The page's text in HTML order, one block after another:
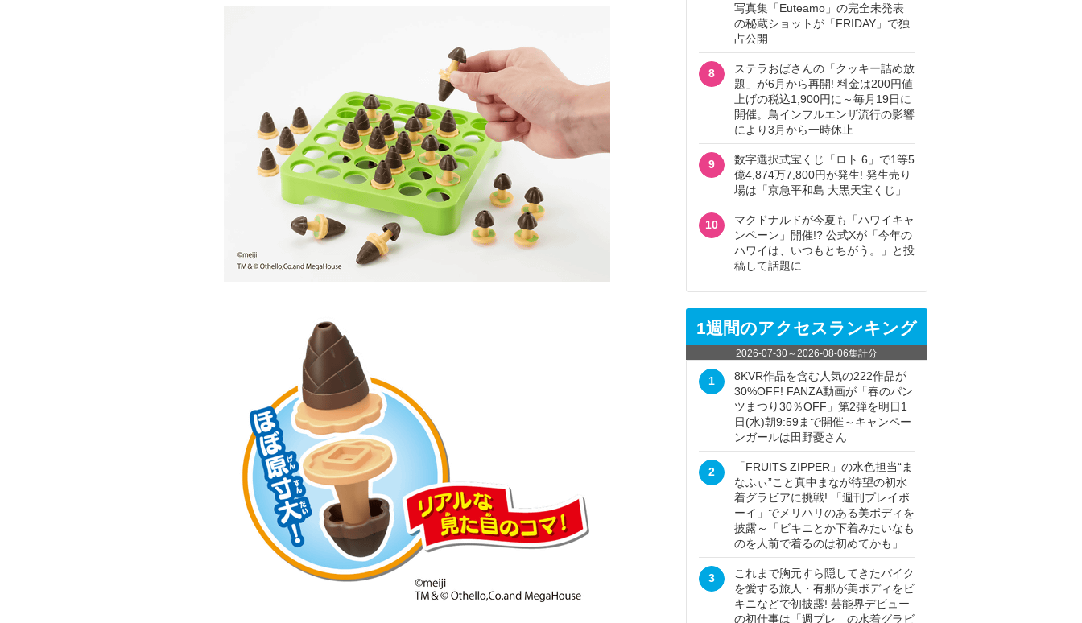
写真集「Euteamo」の完全未発表
の秘蔵ショットが「FRIDAY」で独
占公開
8
ステラおばさんの「クッキー詰め放
題」が6月から再開! 料金は200円値
上げの税込1,900円に～毎月19日に
開催。鳥インフルエンザ流行の影響
により3月から一時休止
9
数字選択式宝くじ「ロト 6」で1等5
億4,874万7,800円が発生! 発生売り
場は「京急平和島 大黒天宝くじ」
10
マクドナルドが今夏も「ハワイキャ
ンペーン」開催!? 公式Xが「今年の
ハワイは、いつもとちがう。」と投
稿して話題に
1週間のアクセスランキング
2026-07-30～2026-08-06集計分
1
8KVR作品を含む人気の222作品が
30%OFF! FANZA動画が「春のパン
ツまつり30％OFF」第2弾を明日1
日(水)朝9:59まで開催～キャンペー
ンガールは田野憂さん
2
「FRUITS ZIPPER」の水色担当“ま
なふぃ”こと真中まなが待望の初水
着グラビアに挑戦! 「週刊プレイボ
ーイ」でメリハリのある美ボディを
披露～「ビキニとか下着みたいなも
のを人前で着るのは初めてかも」
3
これまで胸元すら隠してきたバイク
を愛する旅人・有那が美ボディをビ
キニなどで初披露! 芸能界デビュー
の初仕事は「週プレ」の水着グラビ